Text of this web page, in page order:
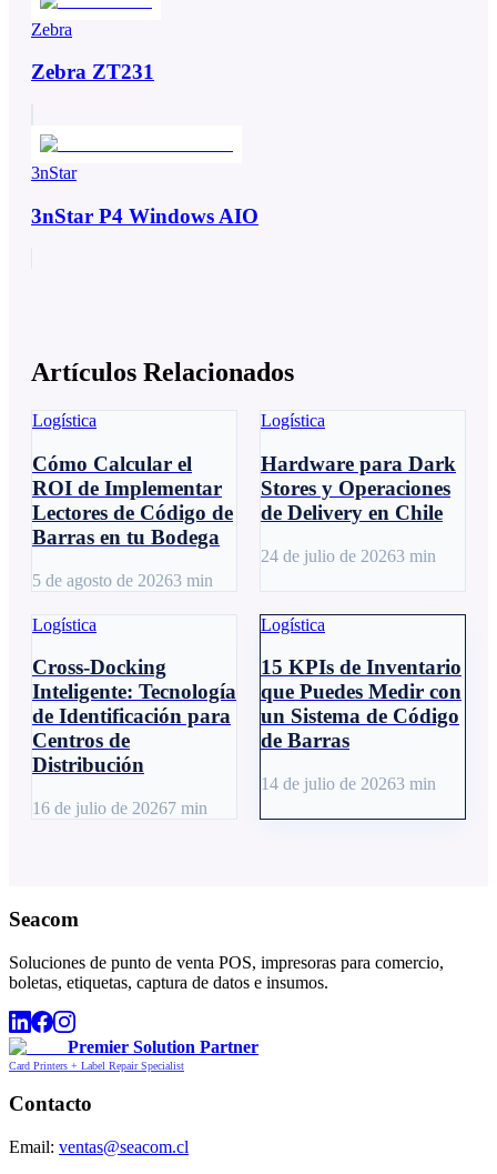
Zebra
Zebra ZT231
3nStar
3nStar P4 Windows AIO
Artículos Relacionados
Logística
Cómo Calcular el
ROI de Implementar
Lectores de Código de
Barras en tu Bodega
5 de agosto de 20263 min
Logística
Hardware para Dark
Stores y Operaciones
de Delivery en Chile
24 de julio de 20263 min
Logística
Cross-Docking
Inteligente: Tecnología
de Identificación para
Centros de
Distribución
16 de julio de 20267 min
Logística
15 KPIs de Inventario
que Puedes Medir con
un Sistema de Código
de Barras
14 de julio de 20263 min
Seacom
Soluciones de punto de venta POS, impresoras para comercio,
boletas, etiquetas, captura de datos e insumos.
Premier Solution Partner
Card Printers + Label Repair Specialist
Contacto
Email: ventas@seacom.cl